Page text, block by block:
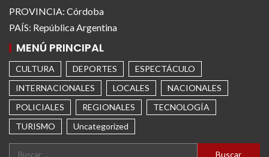
PROVINCIA: Córdoba
PAÍS: República Argentina
MENÚ PRINCIPAL
CULTURA DEPORTES
ESPECTÁCULO
INTERNACIONALES
LOCALES
NACIONALES
POLICIALES
REGIONALES
TECNOLOGÍA
TURISMO
Uncategorized